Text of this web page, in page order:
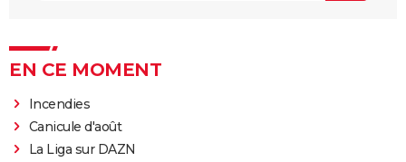
EN CE MOMENT
Incendies
Canicule d'août
La Liga sur DAZN